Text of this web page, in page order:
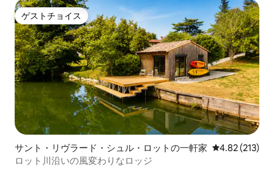
ゲストチョイス
ゲストチョイス
サント・リヴラード・シュル・ロットの一軒家 レビュー213
4.82 (213)
ロット川沿いの風変わりなロッジ